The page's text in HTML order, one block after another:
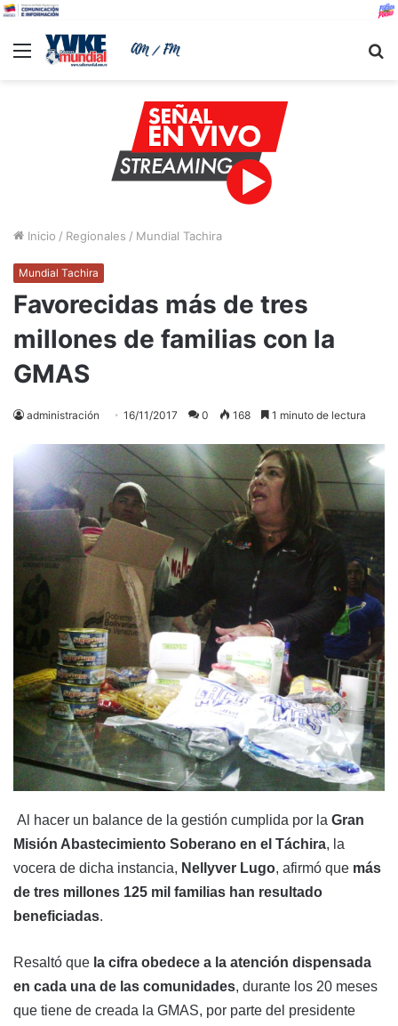
Menu
Inicio / Regionales / Mundial Tachira
Mundial Tachira
Favorecidas más de tres
millones de familias con la
GMAS
administración 16/11/2017 0 168 1 minuto de lectura
Al hacer un balance de la gestión cumplida por la Gran
Misión Abastecimiento Soberano en el Táchira, la
vocera de dicha instancia, Nellyver Lugo, afirmó que más
de tres millones 125 mil familias han resultado
beneficiadas.
Resaltó que la cifra obedece a la atención dispensada
en cada una de las comunidades, durante los 20 meses
que tiene de creada la GMAS, por parte del presidente